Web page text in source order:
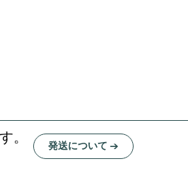
。
発送について →